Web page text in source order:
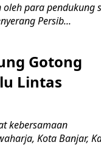
oleh para pendukung
Persib...
Gotong
Lintas
kebersamaan
Kota Banjar,